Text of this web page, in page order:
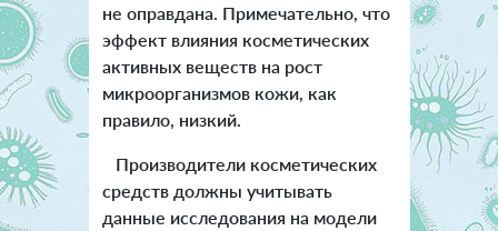
не оправдана. Примечательно, что
эффект влияния косметических
активных веществ на рост
микроорганизмов кожи, как
правило, низкий.
Производители косметических
средств должны учитывать
данные исследования на модели